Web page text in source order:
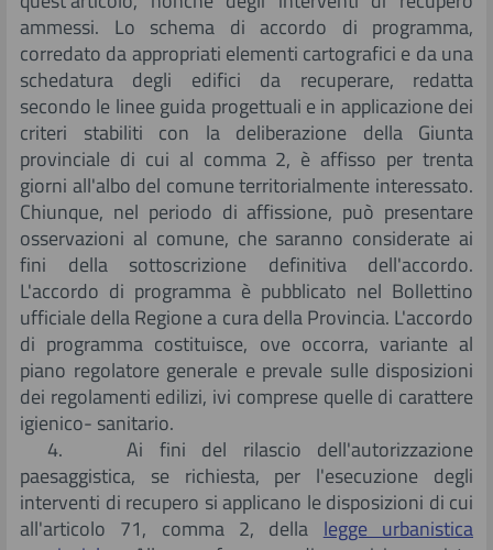
ammessi. Lo schema di accordo di programma,
corredato da appropriati elementi cartografici e da una
schedatura degli edifici da recuperare, redatta
secondo le linee guida progettuali e in applicazione dei
criteri stabiliti con la deliberazione della Giunta
provinciale di cui al comma 2, è affisso per trenta
giorni all'albo del comune territorialmente interessato.
Chiunque, nel periodo di affissione, può presentare
osservazioni al comune, che saranno considerate ai
fini della sottoscrizione definitiva dell'accordo.
L'accordo di programma è pubblicato nel Bollettino
ufficiale della Regione a cura della Provincia. L'accordo
di programma costituisce, ove occorra, variante al
piano regolatore generale e prevale sulle disposizioni
dei regolamenti edilizi, ivi comprese quelle di carattere
igienico- sanitario.
4. Ai fini del rilascio dell'autorizzazione
paesaggistica, se richiesta, per l'esecuzione degli
interventi di recupero si applicano le disposizioni di cui
all'articolo 71, comma 2, della legge urbanistica